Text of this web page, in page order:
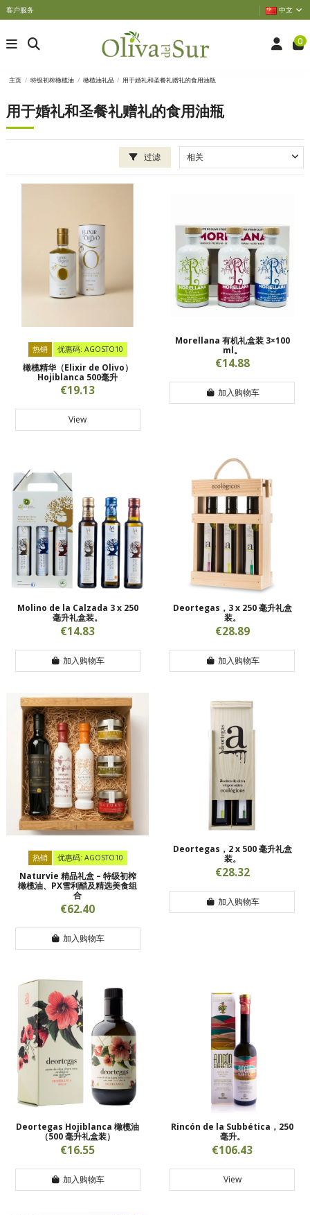
客户服务 中文
0
主页 特级初榨橄榄油 橄榄油礼品 用于婚礼和圣餐礼赠礼的食用油瓶
用于婚礼和圣餐礼赠礼的食用油瓶
过滤
热销 优惠码: AGOSTO10
橄榄精华（Elixir de Olivo）
Hojiblanca 500毫升
€19.13
View
Morellana 有机礼盒装 3×100
ml。
€14.88
加入购物车
Molino de la Calzada 3 x 250
毫升礼盒装。
€14.83
加入购物车
Deortegas，3 x 250 毫升礼盒
装。
€28.89
加入购物车
热销 优惠码: AGOSTO10
Naturvie 精品礼盒 – 特级初榨
橄榄油、PX雪利醋及精选美食组
合
€62.40
加入购物车
Deortegas，2 x 500 毫升礼盒
装。
€28.32
加入购物车
Deortegas Hojiblanca 橄榄油
（500 毫升礼盒装）
€16.55
加入购物车
Rincón de la Subbética，250
毫升。
€106.43
View